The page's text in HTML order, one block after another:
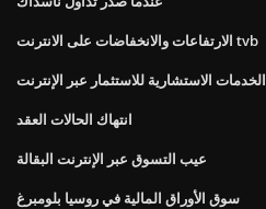
الارتفاعات والانخفاضات على الانترنت tvb
الخدمات الاستشارية للاستثمار عبر الإنترنت
انتهاك الحالات العقد
عيب التسوق عبر الإنترنت البقالة
سوق الأوراق المالية في روسيا بلومبرغ